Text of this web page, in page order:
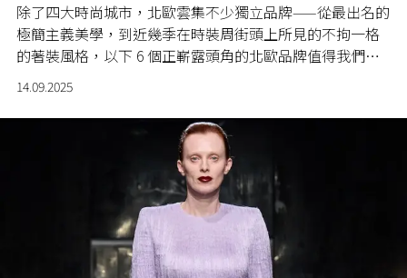
除了四大時尚城市，北歐雲集不少獨立品牌——從最出名的
極簡主義美學，到近幾季在時裝周街頭上所見的不拘一格
的著裝風格，以下 6 個正嶄露頭角的北歐品牌值得我們關
注。
14.09.2025